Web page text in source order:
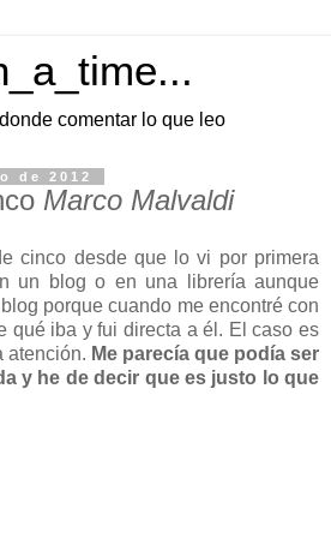
comentar lo que leo
de 2012
Marco Malvaldi
cinco desde que lo vi por primera
un blog o en una librería aunque
porque cuando me encontré con
qué iba y fui directa a él. El caso es
atención. Me parecía que podía ser
y he de decir que es justo lo que